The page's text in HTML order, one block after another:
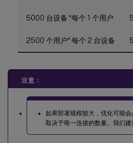
5000 台设备 *每个 1 个用户
2500 个用户* 每个 2 台设备
注意：
如果部署规模较大，优化可能
取决于唯一连接的数量。我们建